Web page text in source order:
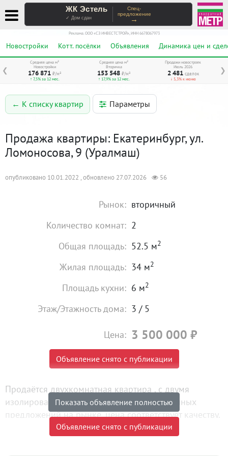
ЖК Эстель
✓ Дом сдан
Спец-
предложение
→
Реклама. ООО «СЗ ИНВЕСТСТРОЙ», ИНН 6678067973
Новостройки Котт. посёлки Объявления Динамика цен и
❮ ❯
Средняя цена м²
Новостройки
176 871 ₽/м²
↑ 7,5% за 12 мес.
Средняя цена м²
Вторичка
153 548 ₽/м²
↑ 17,9% за 12 мес.
Продажи новостроек
Июль 2026
2 481 сделок
↓ 5,3% к июню
← К списку квартир Параметры
Продажа квартиры: Екатеринбург, ул.
Ломоносова, 9 (Уралмаш)
опубликовано 10.01.2022 , обновлено 27.07.2026 56
Рынок: вторичный
Количество комнат: 2
Общая площадь: 52.5 м2
Жилая площадь: 34 м2
Площадь кухни: 6 м2
Этаж/Этажность дома: 3 / 5
Цена: 3 500 000 ₽
Объявление снято с публикации
Продаётся двухкомнатная квартира , с двумя
изолированными комнатами. Одно из удачных
предложений на рынке, цена соответствует качеству.
Квартира без ремонта, что с одной стороны является
большим плюсом, можно воплотить свои
Показать объявление полностью
Объявление снято с публикации